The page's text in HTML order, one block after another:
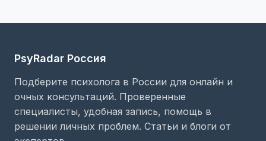
PsyRadar Россия
Подберите психолога в России для онлайн и
очных консультаций. Проверенные
специалисты, удобная запись, помощь в
решении личных проблем. Статьи и блоги от